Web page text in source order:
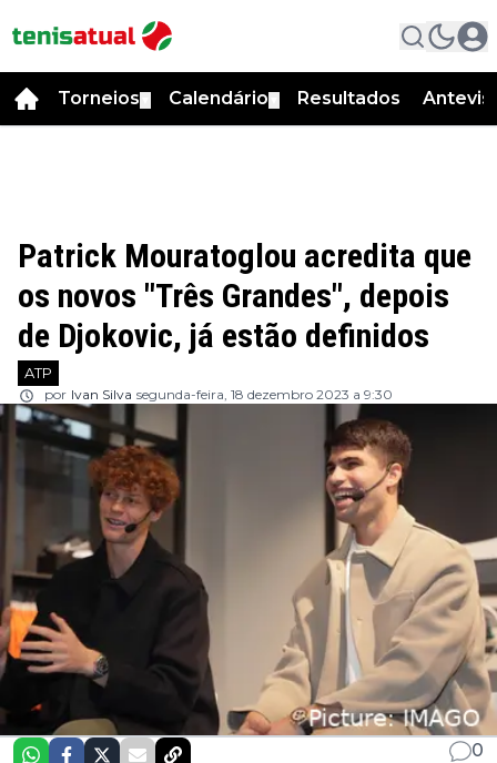
Torneios Calendário Resultados
Patrick Mouratoglou acredita que
os novos "Três Grandes", depois
de Djokovic, já estão definidos
ATP
por Ivan Silva segunda-feira, 18 dezembro 2023 a 9:30
0